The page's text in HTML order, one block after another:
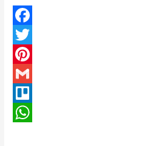
Facebook
Twitter
Pinterest
Gmail
Trello